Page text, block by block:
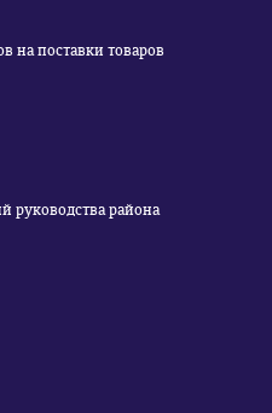
на поставки товаров
руководства района